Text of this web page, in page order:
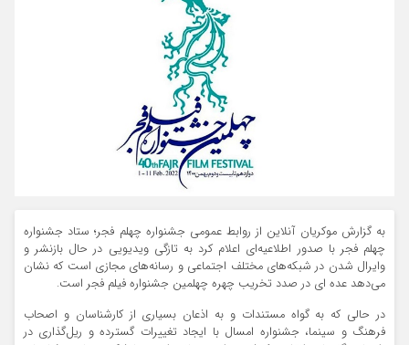
به گزارش موکریان آنلاین از روابط عمومی جشنواره چهلم فجر؛ ستاد جشنواره
چهلم فجر با صدور اطلاعیه‌ای اعلام کرد به تازگی ویدیویی در حال بازنشر و
وایرال شدن در شبکه‌های مختلف اجتماعی و رسانه‌های مجازی است که نشان
می‌دهد عده ای در صدد تخریب چهره چهلمین جشنواره فیلم فجر است.
در حالی که به گواه مستندات و به اذعان بسیاری از کارشناسان و اصحاب
فرهنگ و سینما، جشنواره امسال با ایجاد تغییرات گسترده و ریل‌گذاری در